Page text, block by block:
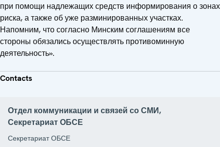
при помощи надлежащих средств информирования о зонах
риска, а также об уже разминированных участках.
Напомним, что согласно Минским соглашениям все
стороны обязались осуществлять противоминную
деятельность».
Contacts
Отдел коммуникации и связей со СМИ,
Секретариат ОБСЕ
Секретариат ОБСЕ